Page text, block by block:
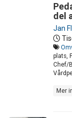
del
Jan
plats,
Chef/
Mer